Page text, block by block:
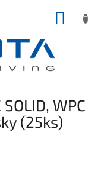
WPC
(25ks)